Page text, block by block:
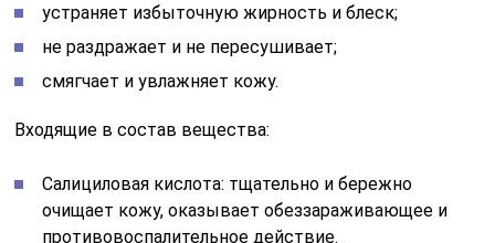
устраняет избыточную жирность и блеск;
не раздражает и не пересушивает;
смягчает и увлажняет кожу.
Входящие в состав вещества:
Салициловая кислота: тщательно и бережно
очищает кожу, оказывает обеззараживающее и
противовоспалительное действие.